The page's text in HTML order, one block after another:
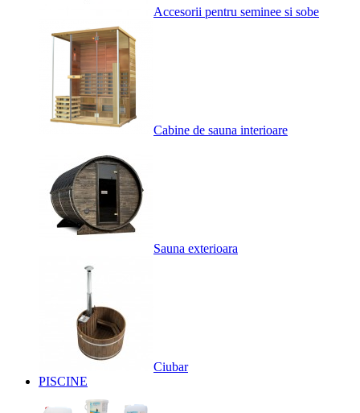
Accesorii pentru seminee si sobe
Cabine de sauna interioare
Sauna exterioara
Ciubar
PISCINE